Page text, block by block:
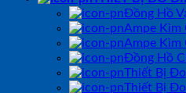
Đồng Hồ
Ampe Kìm
Ampe Kìm
Đồng Hồ
Thiết Bị
Thiết Bị